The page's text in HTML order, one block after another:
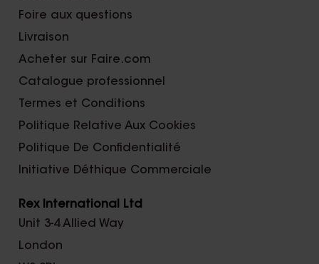
Foire aux questions
Livraison
Acheter sur Faire.com
Catalogue professionnel
Termes et Conditions
Politique Relative Aux Cookies
Politique De Confidentialité
Initiative Déthique Commerciale
Rex International Ltd
Unit 3-4 Allied Way
London